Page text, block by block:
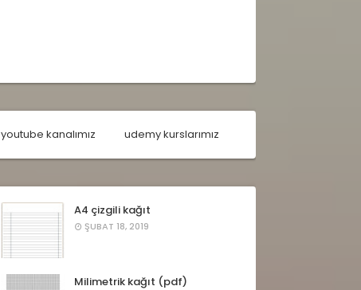
youtube kanalımız udemy kurslarımız
A4 çizgili kağıt
ŞUBAT 18, 2019
Milimetrik kağıt (pdf)